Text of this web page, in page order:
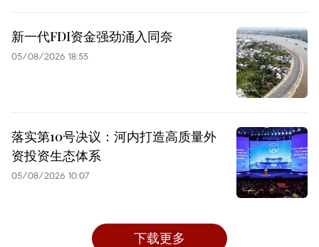
新一代FDI资金强劲涌入同奈
05/08/2026 18:55
落实第10号决议：河内打造高质量外
资投资生态体系
05/08/2026 10:07
下载更多